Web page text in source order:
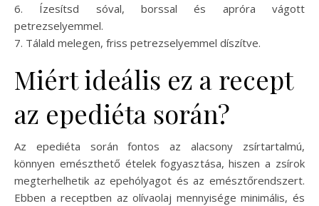
6. Ízesítsd sóval, borssal és apróra vágott
petrezselyemmel.
7. Tálald melegen, friss petrezselyemmel díszítve.
Miért ideális ez a recept
az epediéta során?
Az epediéta során fontos az alacsony zsírtartalmú,
könnyen emészthető ételek fogyasztása, hiszen a zsírok
megterhelhetik az epehólyagot és az emésztőrendszert.
Ebben a receptben az olívaolaj mennyisége minimális, és